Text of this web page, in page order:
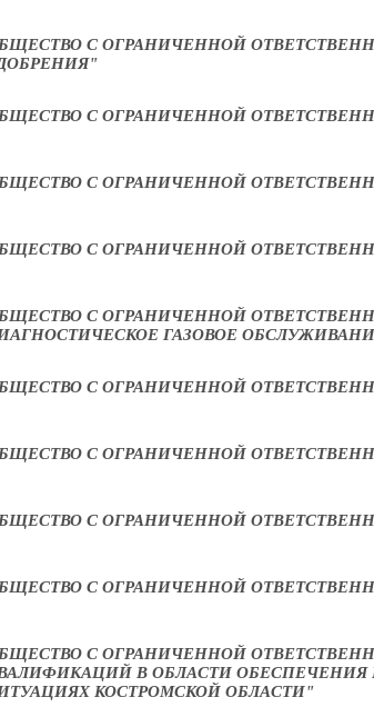
С ОГРАНИЧЕННОЙ
С ОГРАНИЧЕННОЙ
С ОГРАНИЧЕННОЙ
С ОГРАНИЧЕННОЙ
С ОГРАНИЧЕННОЙ
ГАЗОВОЕ
С ОГРАНИЧЕННОЙ
С ОГРАНИЧЕННОЙ
С ОГРАНИЧЕННОЙ
С ОГРАНИЧЕННОЙ
С ОГРАНИЧЕННОЙ
В ОБЛАСТИ
КОСТРОМСКОЙ ОБЛАСТИ"